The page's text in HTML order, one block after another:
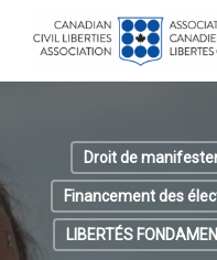
Droit de
Financement des
LIBERTÉS